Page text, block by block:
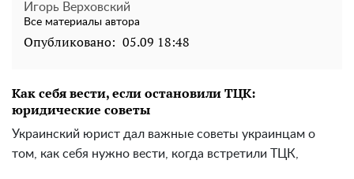
Игорь Верховский
Все материалы автора
Опубликовано: 05.09 18:48
Как себя вести, если остановили ТЦК:
юридические советы
Украинский юрист дал важные советы украинцам о
том, как себя нужно вести, когда встретили ТЦК,